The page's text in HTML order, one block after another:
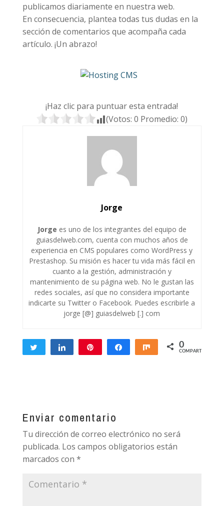
publicamos diariamente en nuestra web.
En consecuencia, plantea todas tus dudas en la
sección de comentarios que acompaña cada
artículo. ¡Un abrazo!
¡Haz clic para puntuar esta entrada!
(Votos:0 Promedio:0)
Jorge
Jorge es uno de los integrantes del equipo de
guiasdelweb.com, cuenta con muchos años de
experiencia en CMS populares como WordPress y
Prestashop. Su misión es hacer tu vida más fácil en
cuanto a la gestión, administración y
mantenimiento de su página web. No le gustan las
redes sociales, así que no considera importante
indicarte su Twitter o Facebook. Puedes escribirle a
jorge [@] guiasdelweb [.] com
Twittear Compartir Compartir Compartir
0
COMPARTIR
Enviar comentario
Tu dirección de correo electrónico no será
publicada. Los campos obligatorios están
marcados con *